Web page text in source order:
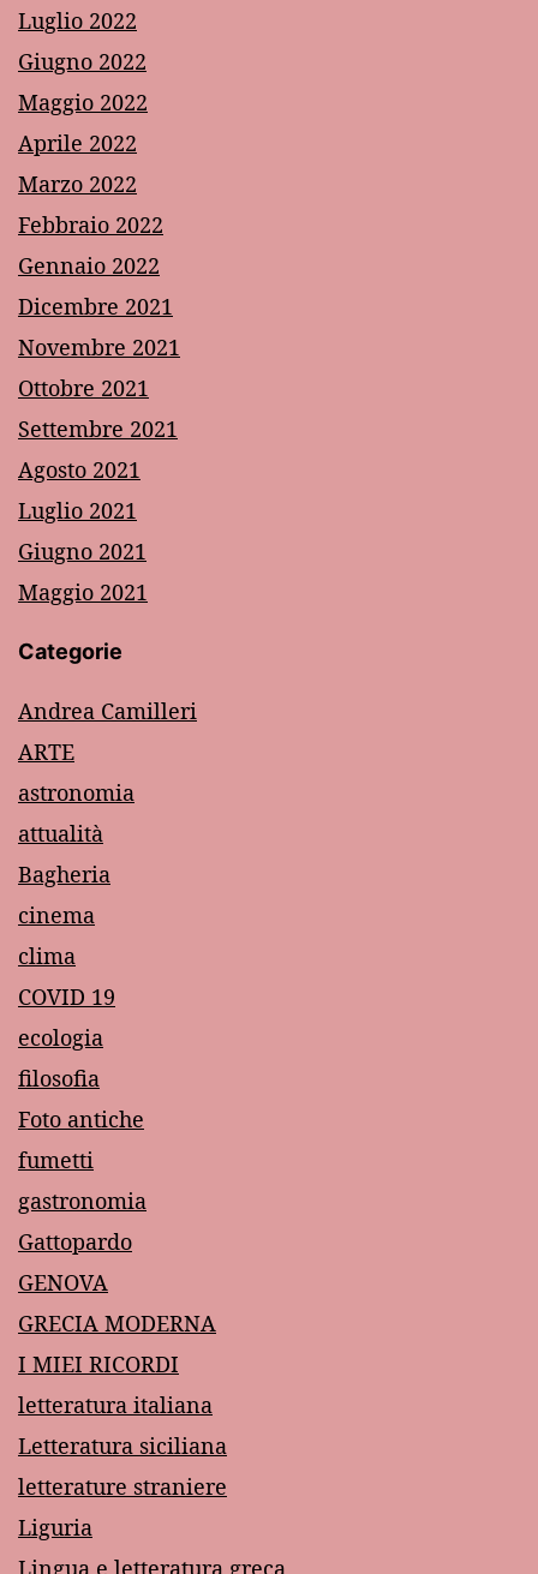
Luglio 2022
Giugno 2022
Maggio 2022
Aprile 2022
Marzo 2022
Febbraio 2022
Gennaio 2022
Dicembre 2021
Novembre 2021
Ottobre 2021
Settembre 2021
Agosto 2021
Luglio 2021
Giugno 2021
Maggio 2021
Categorie
Andrea Camilleri
ARTE
astronomia
attualità
Bagheria
cinema
clima
COVID 19
ecologia
filosofia
Foto antiche
fumetti
gastronomia
Gattopardo
GENOVA
GRECIA MODERNA
I MIEI RICORDI
letteratura italiana
Letteratura siciliana
letterature straniere
Liguria
Lingua e letteratura greca